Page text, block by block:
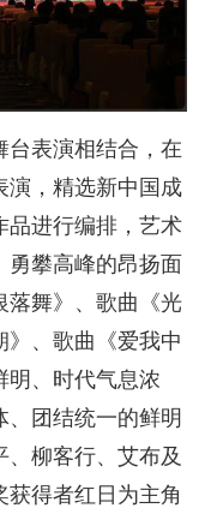
台表演相结合，在
演，精选新中国成
品进行编排，艺术
勇攀高峰的昂扬面
落舞》、歌曲《光
》、歌曲《爱我中
明、时代气息浓
团结统一的鲜明
柳客行、艾布及
得者红日为主角